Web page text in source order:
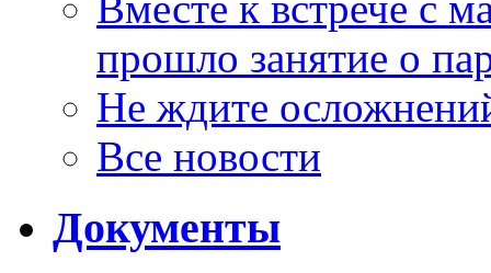
прошло занятие о
Не ждите
Все новости
Документы